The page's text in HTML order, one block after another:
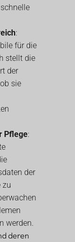
:
für die
stellt die
der
sie
Pflege:
der
zu
werden.
deren